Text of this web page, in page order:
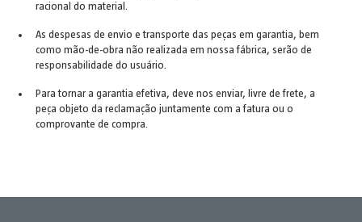
racional do material.
As despesas de envio e transporte das peças em garantia, bem
como mão-de-obra não realizada em nossa fábrica, serão de
responsabilidade do usuário.
Para tornar a garantia efetiva, deve nos enviar, livre de frete, a
peça objeto da reclamação juntamente com a fatura ou o
comprovante de compra.